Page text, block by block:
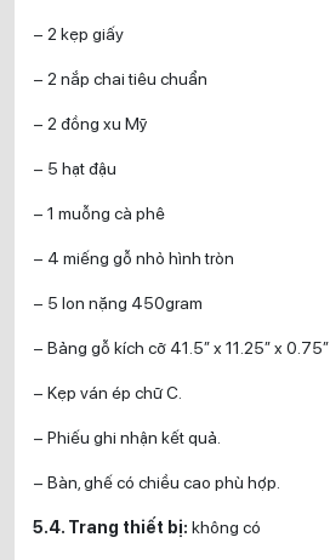
– 2 kẹp giấy
– 2 nắp chai tiêu chuẩn
– 2 đồng xu Mỹ
– 5 hạt đậu
– 1 muỗng cà phê
– 4 miếng gỗ nhỏ hình tròn
– 5 lon nặng 450gram
– Bảng gỗ kích cỡ 41.5” x 11.25” x 0.75”
– Kẹp ván ép chữ C.
– Phiếu ghi nhận kết quả.
– Bàn, ghế có chiều cao phù hợp.
5.4. Trang thiết bị: không có